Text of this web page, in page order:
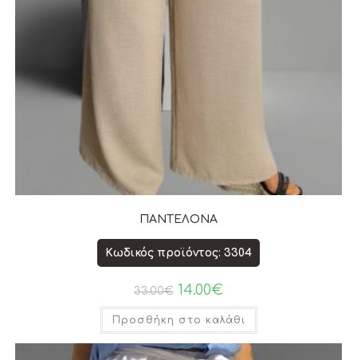
ΠΑΝΤΕΛΟΝΑ
Κωδικός προϊόντος: 3304
33.00€ 14.00€
Προσθήκη στο καλάθι